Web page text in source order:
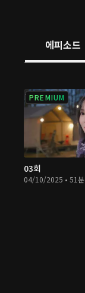
에피소드
PREMIUM
03회
04/10/2025 • 51분